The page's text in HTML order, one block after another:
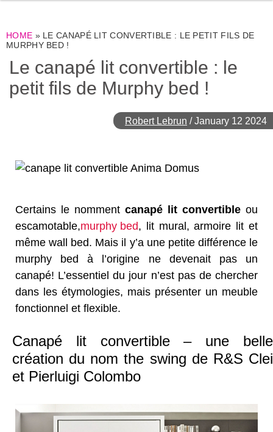
HOME » LE CANAPÉ LIT CONVERTIBLE : LE PETIT FILS DE
MURPHY BED !
Le canapé lit convertible : le
petit fils de Murphy bed !
Robert Lebrun /January 12 2024
Certains le nomment canapé lit convertible ou
escamotable,murphy bed, lit mural, armoire lit et
même wall bed. Mais il y’a une petite différence le
murphy bed à l’origine ne devenait pas un
canapé! L’essentiel du jour n’est pas de chercher
dans les étymologies, mais présenter un meuble
fonctionnel et flexible.
Canapé lit convertible – une belle
création du nom the swing de R&S Clei
et Pierluigi Colombo